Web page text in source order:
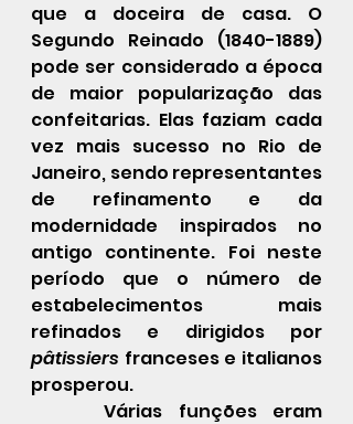
que a doceira de casa. O
Segundo Reinado (1840-1889)
pode ser considerado a época
de maior popularização das
confeitarias. Elas faziam cada
vez mais sucesso no Rio de
Janeiro, sendo representantes
de refinamento e da
modernidade inspirados no
antigo continente. Foi neste
período que o número de
estabelecimentos mais
pâtissiers franceses e italianos
prosperou.